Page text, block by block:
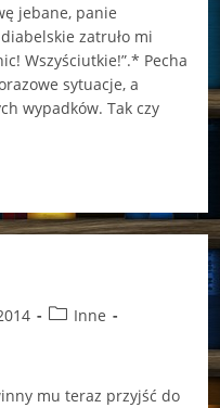
jebane, panie
zatruło mi
Wszyściutkie!”.* Pecha
sytuacje, a
wypadków. Tak czy
PostInne
mu teraz przyjść do